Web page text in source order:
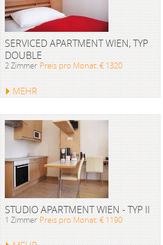
SERVICED APARTMENT WIEN, TYP
DOUBLE
2 Zimmer Preis pro Monat: € 1320
MEHR
STUDIO APARTMENT WIEN - TYP II
1 Zimmer Preis pro Monat: € 1190